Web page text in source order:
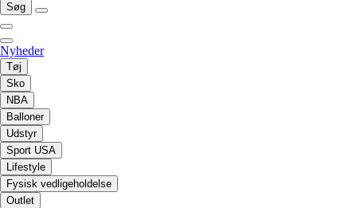
Søg
Nyheder
Tøj
Sko
NBA
Balloner
Udstyr
Sport USA
Lifestyle
Fysisk vedligeholdelse
Outlet